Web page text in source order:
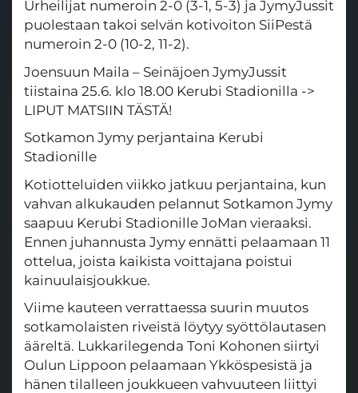
Urheilijat numeroin 2-0 (3-1, 5-3) ja JymyJussit
puolestaan takoi selvän kotivoiton SiiPestä
numeroin 2-0 (10-2, 11-2).
Joensuun Maila – Seinäjoen JymyJussit
tiistaina 25.6. klo 18.00 Kerubi Stadionilla ->
LIPUT MATSIIN TÄSTÄ!
Sotkamon Jymy perjantaina Kerubi
Stadionille
Kotiotteluiden viikko jatkuu perjantaina, kun
vahvan alkukauden pelannut Sotkamon Jymy
saapuu Kerubi Stadionille JoMan vieraaksi.
Ennen juhannusta Jymy ennätti pelaamaan 11
ottelua, joista kaikista voittajana poistui
kainuulaisjoukkue.
Viime kauteen verrattaessa suurin muutos
sotkamolaisten riveistä löytyy syöttölautasen
ääreltä. Lukkarilegenda Toni Kohonen siirtyi
Oulun Lippoon pelaamaan Ykköspesistä ja
hänen tilalleen joukkueen vahvuuteen liittyi